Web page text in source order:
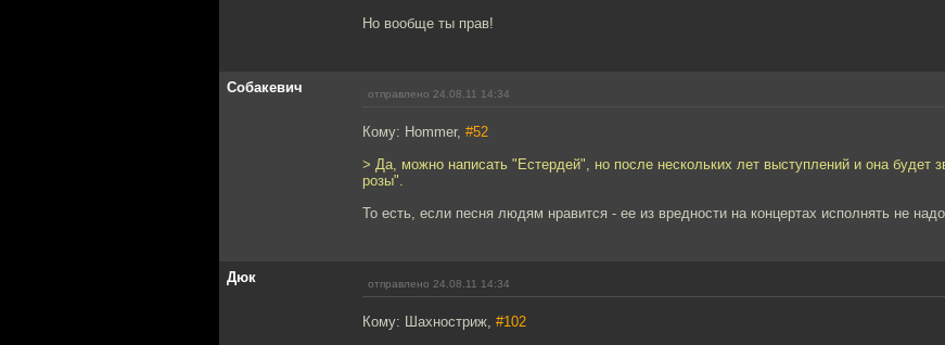
Но вообще ты прав!
Собакевич отправлено 24.08.11 14:34
Кому: Hommer, #52
> Да, можно написать "Естердей", но после нескольких лет выступлений и она будет
розы".
То есть, если песня людям нравится - ее из вредности на концертах исполнять не
Дюк отправлено 24.08.11 14:34
Кому: Шахностриж, #102